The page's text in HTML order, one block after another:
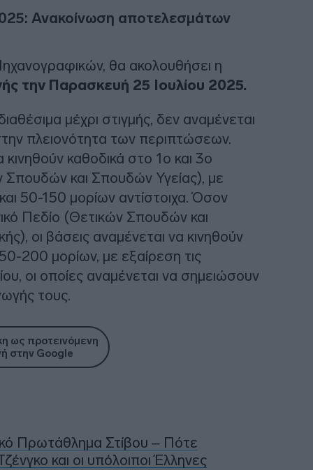
Ανακοίνωση αποτελεσμάτων
θα ακολουθήσει η
την Παρασκευή 25 Ιουλίου 2025.
μέχρι στιγμής, δεν αναμένεται
πλειονότητα των περιπτώσεων.
κινηθούν καθοδικά στο 1ο και 3ο
Σπουδών και Σπουδών Υγείας), με
50-150 μορίων αντίστοιχα. Όσον
Πεδίο (Θετικών Σπουδών και
οι βάσεις αναμένεται να κινηθούν
200 μορίων, με εξαίρεση τις
οι οποίες αναμένεται να σημειώσουν
τους.
ως προτεινόμενη
στην Google
Πρωτάθλημα Στίβου – Πότε
και οι υπόλοιποι Έλληνες